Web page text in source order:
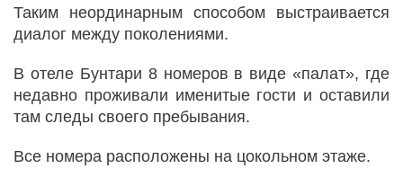
Таким неординарным способом выстраивается
диалог между поколениями.
В отеле Бунтари 8 номеров в виде «палат», где
недавно проживали именитые гости и оставили
там следы своего пребывания.
Все номера расположены на цокольном этаже.